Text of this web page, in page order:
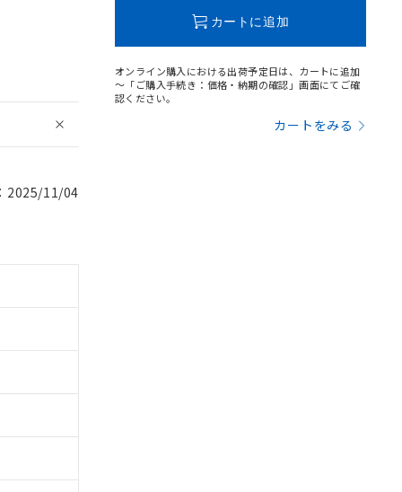
2025/11/04
カートに追加
オンライン購入における出荷予定日は、カートに追加
～「ご購入手続き：価格・納期の確認」画面にてご確
認ください。
カートをみる